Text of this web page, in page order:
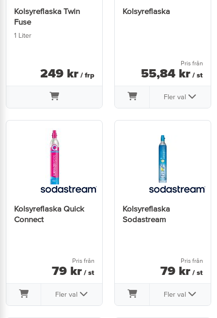
Kolsyreflaska Twin
Fuse
1 Liter
249 kr / frp
Kolsyreflaska
Pris från
55,84 kr / st
Fler val
Kolsyreflaska Quick
Connect
Pris från
79 kr / st
Fler val
Kolsyreflaska
Sodastream
Pris från
79 kr / st
Fler val